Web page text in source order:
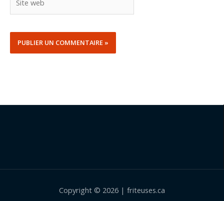
web
Copyright © 2026 | friteuses.ca